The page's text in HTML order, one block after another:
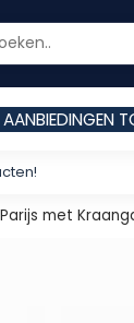
AANBIEDINGEN
met